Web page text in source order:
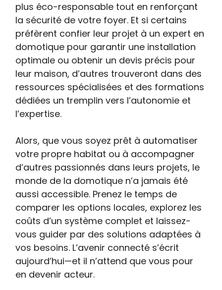
plus éco-responsable tout en renforçant
la sécurité de votre foyer. Et si certains
préfèrent confier leur projet à un expert en
domotique pour garantir une installation
optimale ou obtenir un devis précis pour
leur maison, d’autres trouveront dans des
ressources spécialisées et des formations
dédiées un tremplin vers l’autonomie et
l’expertise.
Alors, que vous soyez prêt à automatiser
votre propre habitat ou à accompagner
d’autres passionnés dans leurs projets, le
monde de la domotique n’a jamais été
aussi accessible. Prenez le temps de
comparer les options locales, explorez les
coûts d’un système complet et laissez-
vous guider par des solutions adaptées à
vos besoins. L’avenir connecté s’écrit
aujourd’hui—et il n’attend que vous pour
en devenir acteur.